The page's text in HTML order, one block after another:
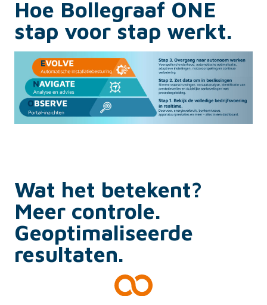
Hoe Bollegraaf ONE
stap voor stap werkt.
Wat het betekent?
Meer controle.
Geoptimaliseerde
resultaten.